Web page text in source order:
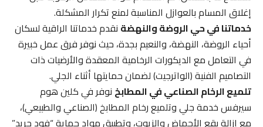
إغلاق المسام بالعوازل المناسبة لمنع تكرار المشكلة.
خدماتنا في حي الروضة والنهضةنقدم خدماتنا الراقية لسكان
أحياء الروضة، النهضة، والنعيم بجدة، حيث نوفر فرق عمل خبيرة
في التعامل مع الديكورات الرخامية المعقدة والأرضيات ذات
التصاميم الفنية (الواترجيت) لضمان حمايتها أثناء الجلي.
تلميع الرخام الصناعي في المطابخنوفر في كلين هوم
سيرفس خدمة جلي وتلميع رخام المطابخ (الصناعي والطبيعي)،
مع إزالة بقع الأحماض والزيوت، وتطبيق مواد حماية “فود جريد”